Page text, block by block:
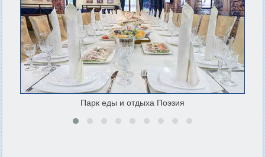
Парк еды и отдыха Поэзия